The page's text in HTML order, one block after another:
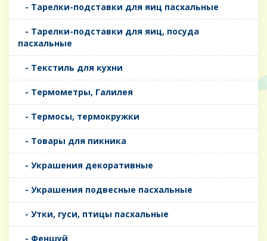
- Тарелки-подставки для яиц пасхальные
- Тарелки-подставки для яиц, посуда
пасхальные
- Текстиль для кухни
- Термометры, Галилея
- Термосы, термокружки
- Товары для пикника
- Украшения декоративные
- Украшения подвесные пасхальные
- Утки, гуси, птицы пасхальные
- Феншуй